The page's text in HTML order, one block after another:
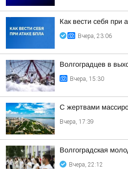
Как вести себя при
Вчера, 23:06
Волгоградцев в
Вчера, 15:30
С жертвами
Вчера, 17:39
Волгоградская
Вчера, 22:12